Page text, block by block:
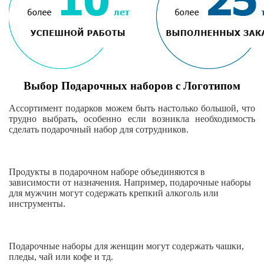
Выбор Подарочных наборов с Логотипом
Ассортимент подарков можем быть настолько большой, что
трудно выбрать, особенно если возникла необходимость
сделать подарочный набор для сотрудников.
Продукты в подарочном наборе объединяются в
зависимости от назначения. Например, подарочные наборы
для мужчин могут содержать крепкий алкоголь или
инструменты.
Подарочные наборы для женщин могут содержать чашки,
пледы, чай или кофе и тд.